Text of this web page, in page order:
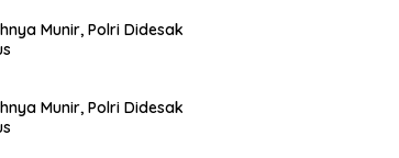
Munir, Polri Didesak
Munir, Polri Didesak